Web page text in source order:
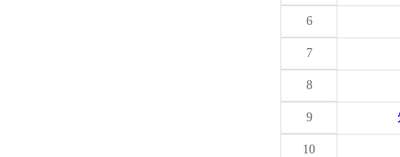
6
7
8
9
10